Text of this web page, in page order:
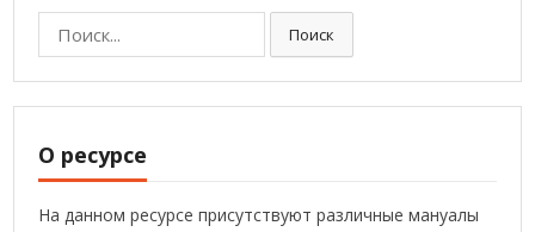
Поиск
О ресурсе
На данном ресурсе присутствуют различные мануалы